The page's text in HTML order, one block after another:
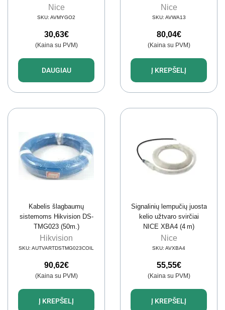
Nice
SKU: AVMYGO2
30,63€
(Kaina su PVM)
DAUGIAU
Nice
SKU: AVWA13
80,04€
(Kaina su PVM)
Į KREPŠELĮ
Kabelis šlagbaumų
sistemoms Hikvision DS-
TMG023 (50m.)
Hikvision
SKU: AUTVARTDSTMG023COIL
90,62€
(Kaina su PVM)
Į KREPŠELĮ
Signalinių lempučių juosta
kelio užtvaro svirčiai
NICE XBA4 (4 m)
Nice
SKU: AVXBA4
55,55€
(Kaina su PVM)
Į KREPŠELĮ